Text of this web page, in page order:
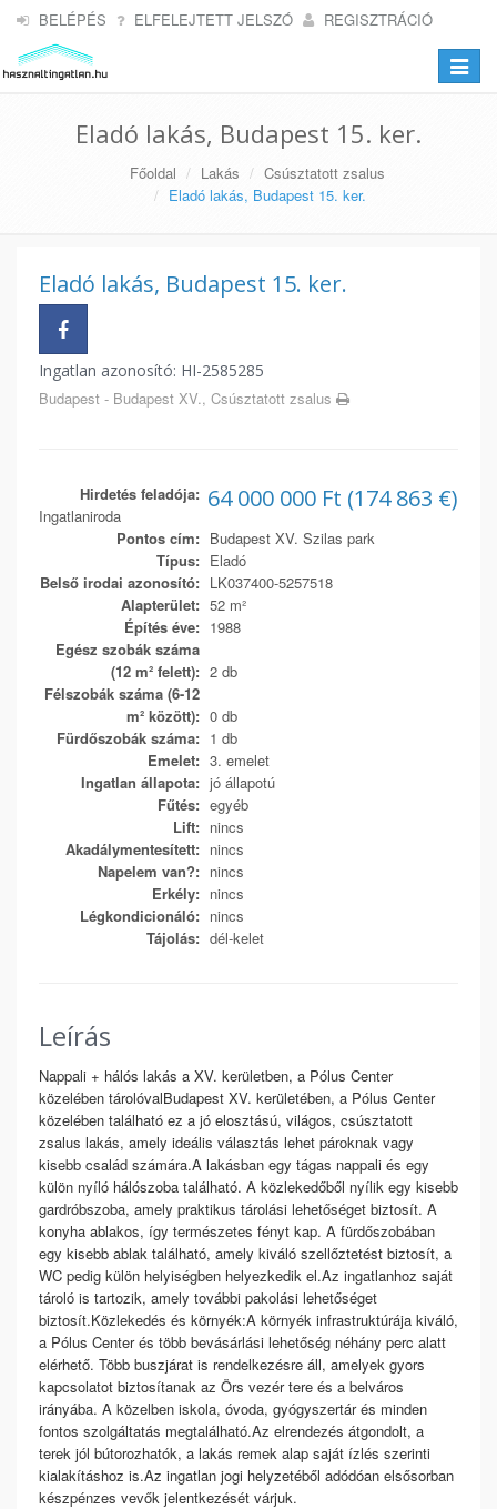
BELÉPÉS ELFELEJTETT JELSZÓ REGISZTRÁCIÓ
Toggle
Eladó lakás, Budapest 15. ker.
Főoldal Lakás
Csúsztatott zsalus
Eladó lakás, Budapest 15. ker.
Eladó lakás, Budapest 15. ker.
Ingatlan azonosító: HI-2585285
Budapest - Budapest XV., Csúsztatott zsalus
64 000 000 Ft (174 863 €)
Hirdetés feladója:
Ingatlaniroda
Pontos cím: Budapest XV. Szilas park
Típus: Eladó
Belső irodai azonosító: LK037400-5257518
Alapterület: 52 m²
Építés éve: 1988
Egész szobák száma
(12 m² felett): 2 db
Félszobák száma (6-12
m² között): 0 db
Fürdőszobák száma: 1 db
Emelet: 3. emelet
Ingatlan állapota: jó állapotú
Fűtés: egyéb
Lift: nincs
Akadálymentesített: nincs
Napelem van?: nincs
Erkély: nincs
Légkondicionáló: nincs
Tájolás: dél-kelet
Leírás
Nappali + hálós lakás a XV. kerületben, a Pólus Center
közelében tárolóvalBudapest XV. kerületében, a Pólus Center
közelében található ez a jó elosztású, világos, csúsztatott
zsalus lakás, amely ideális választás lehet pároknak vagy
kisebb család számára.A lakásban egy tágas nappali és egy
külön nyíló hálószoba található. A közlekedőből nyílik egy kisebb
gardróbszoba, amely praktikus tárolási lehetőséget biztosít. A
konyha ablakos, így természetes fényt kap. A fürdőszobában
egy kisebb ablak található, amely kiváló szellőztetést biztosít, a
WC pedig külön helyiségben helyezkedik el.Az ingatlanhoz saját
tároló is tartozik, amely további pakolási lehetőséget
biztosít.Közlekedés és környék:A környék infrastruktúrája kiváló,
a Pólus Center és több bevásárlási lehetőség néhány perc alatt
elérhető. Több buszjárat is rendelkezésre áll, amelyek gyors
kapcsolatot biztosítanak az Örs vezér tere és a belváros
irányába. A közelben iskola, óvoda, gyógyszertár és minden
fontos szolgáltatás megtalálható.Az elrendezés átgondolt, a
terek jól bútorozhatók, a lakás remek alap saját ízlés szerinti
kialakításhoz is.Az ingatlan jogi helyzetéből adódóan elsősorban
készpénzes vevők jelentkezését várjuk.